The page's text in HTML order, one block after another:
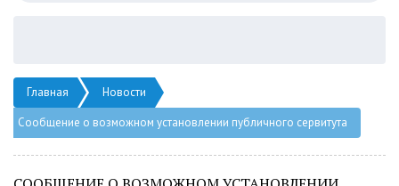
Главная
Новости
Сообщение о возможном установлении публичного сервитута